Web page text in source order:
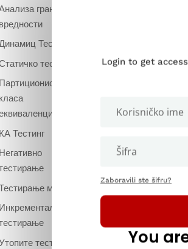
Најчешће,
понекад и
По
верзије.
за тим, а
Формални
тестирање
граничних
вредности
Тестинг
тестирање
Партиционисање
класа
КА Тестинг
Негативно
мајмуна
Инкрементално
тестирање
Login to get
Zaboravili ste šifru?
You